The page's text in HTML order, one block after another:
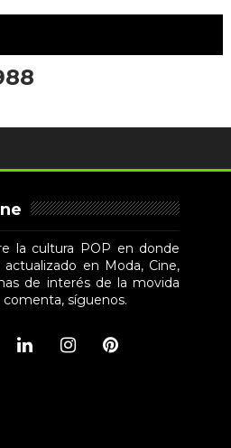
la cultura POP en donde
en Moda, Cine,
de interés de la movida
comenta, síguenos.